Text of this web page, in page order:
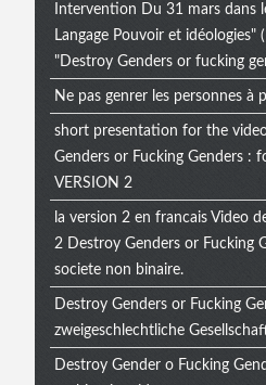
Intervention Du 31 mars dans
Langage Pouvoir et idéologies"
"Destroy Genders or fucking
Ne pas genrer les personnes à
short presentation for the
Genders or Fucking Genders :
VERSION 2
la version 2 en francais Video
2 Destroy Genders or Fucking
societe non binaire.
Destroy Genders or Fucking
zweigeschlechtliche
Destroy Gender o Fucking